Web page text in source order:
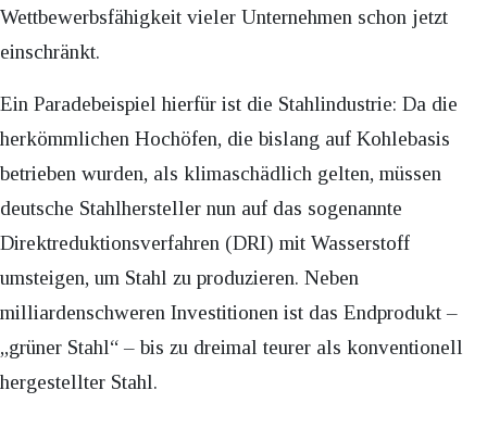
Wettbewerbsfähigkeit vieler Unternehmen schon jetzt
einschränkt.
Ein Paradebeispiel hierfür ist die Stahlindustrie: Da die
herkömmlichen Hochöfen, die bislang auf Kohlebasis
betrieben wurden, als klimaschädlich gelten, müssen
deutsche Stahlhersteller nun auf das sogenannte
Direktreduktionsverfahren (DRI) mit Wasserstoff
umsteigen, um Stahl zu produzieren. Neben
milliardenschweren Investitionen ist das Endprodukt –
„grüner Stahl“ – bis zu dreimal teurer als konventionell
hergestellter Stahl.